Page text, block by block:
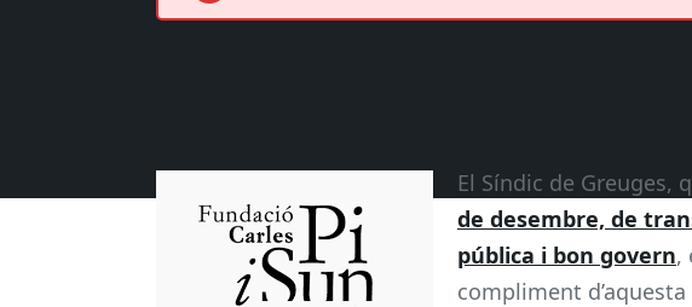
El Síndic de Greuges,
de desembre, de
pública i bon govern,
compliment